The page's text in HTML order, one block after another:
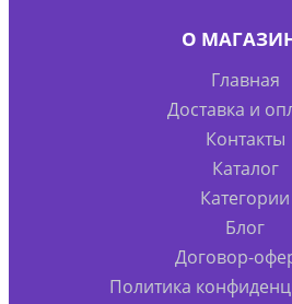
О
Главная
Доставка и
Контакты
Каталог
Категории
Блог
Договор-
Политика